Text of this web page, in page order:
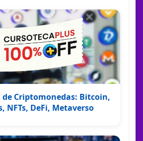
de Criptomonedas: Bitcoin,
NFTs, DeFi, Metaverso